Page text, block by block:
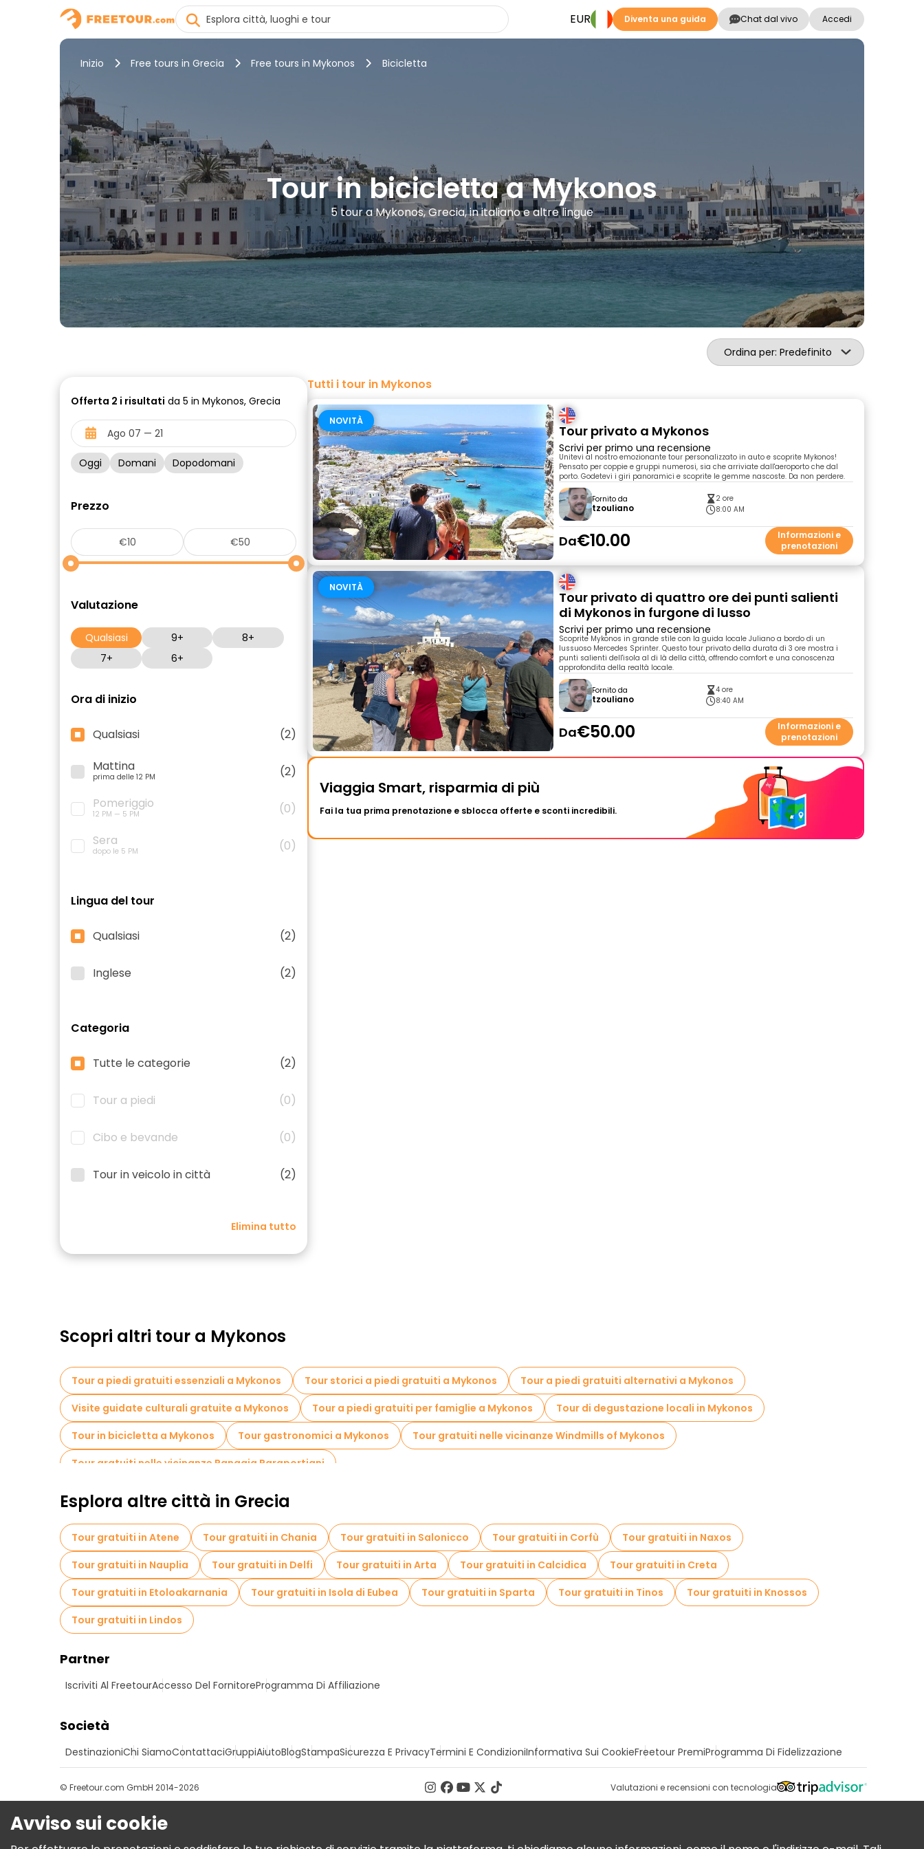
EUR Diventa una guida Chat dal vivo Accedi
Inizio Free tours in Grecia Free tours in Mykonos Bicicletta
Tour in bicicletta a Mykonos
5 tour a Mykonos, Grecia, in italiano e altre lingue
Ordina per: Predefinito
Offerta 2 i risultati da 5 in Mykonos, Grecia
Oggi Domani Dopodomani
Prezzo
Valutazione
Qualsiasi 9+
8+
7+
6+
Ora di inizio
Qualsiasi
(2)
Mattina
prima delle 12 PM
(2)
Pomeriggio
12 PM — 5 PM
(0)
Sera
dopo le 5 PM (0)
Lingua del tour
Qualsiasi (2)
Inglese (2)
Categoria
Tutte le categorie (2)
Tour a piedi (0)
Cibo e bevande (0)
Tour in veicolo in città (2)
Elimina tutto
Tutti i tour in Mykonos
NOVITÀ
Tour privato a Mykonos
Scrivi per primo una recensione
Unitevi al nostro emozionante tour personalizzato in auto e scoprite Mykonos!
Pensato per coppie e gruppi numerosi, sia che arriviate dall'aeroporto che dal
porto. Godetevi i giri panoramici e scoprite le gemme nascoste. Da non perdere.
Fornito da
tzouliano
2 ore
8:00 AM
Da€10.00
Informazioni e
prenotazioni
NOVITÀ
Tour privato di quattro ore dei punti salienti
di Mykonos in furgone di lusso
Scrivi per primo una recensione
Scoprite Mykonos in grande stile con la guida locale Juliano a bordo di un
lussuoso Mercedes Sprinter. Questo tour privato della durata di 3 ore mostra i
punti salienti dell'isola al di là della città, offrendo comfort e una conoscenza
approfondita della realtà locale.
Fornito da
tzouliano
4 ore
8:40 AM
Da€50.00
Informazioni e
prenotazioni
Viaggia Smart, risparmia di più
Fai la tua prima prenotazione e sblocca offerte e sconti incredibili.
Scopri altri tour a Mykonos
Tour a piedi gratuiti essenziali a Mykonos Tour storici a piedi gratuiti a Mykonos
Tour a piedi gratuiti alternativi a Mykonos
Visite guidate culturali gratuite a Mykonos
Tour a piedi gratuiti per famiglie a Mykonos
Tour di degustazione locali in Mykonos
Tour in bicicletta a Mykonos
Tour gastronomici a Mykonos
Tour gratuiti nelle vicinanze Windmills of Mykonos
Tour gratuiti nelle vicinanze Panagia Paraportiani
Esplora altre città in Grecia
Tour gratuiti in Atene Tour gratuiti in Chania Tour gratuiti in Salonicco Tour gratuiti in Corfù
Tour gratuiti in Naxos
Tour gratuiti in Nauplia
Tour gratuiti in Delfi Tour gratuiti in Arta Tour gratuiti in Calcidica
Tour gratuiti in Creta
Tour gratuiti in Etoloakarnania
Tour gratuiti in Isola di Eubea Tour gratuiti in Sparta Tour gratuiti in Tinos
Tour gratuiti in Knossos
Tour gratuiti in Lindos
Partner
Iscriviti Al FreetourAccesso Del FornitoreProgramma Di Affiliazione
Società
DestinazioniChi SiamoContattaciGruppiAiutoBlogStampaSicurezza E PrivacyTermini E CondizioniInformativa Sui CookieFreetour PremiProgramma Di Fidelizzazione
Valutazioni e recensioni con tecnologia
© Freetour.com GmbH 2014-2026
Avviso sui cookie